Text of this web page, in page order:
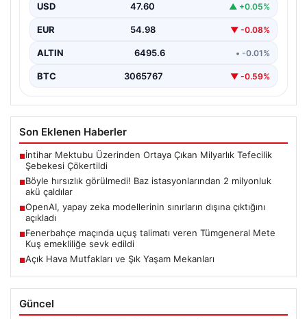
USD 47.60 ▲ +0.05%
EUR 54.98 ▼ -0.08%
ALTIN 6495.6 • -0.01%
BTC 3065767 ▼ -0.59%
Son Eklenen Haberler
■İntihar Mektubu Üzerinden Ortaya Çıkan Milyarlık Tefecilik
Şebekesi Çökertildi
■Böyle hırsızlık görülmedi! Baz istasyonlarından 2 milyonluk
akü çaldılar
■OpenAI, yapay zeka modellerinin sınırların dışına çıktığını
açıkladı
■Fenerbahçe maçında uçuş talimatı veren Tümgeneral Mete
Kuş emekliliğe sevk edildi
■Açık Hava Mutfakları ve Şık Yaşam Mekanları
Güncel